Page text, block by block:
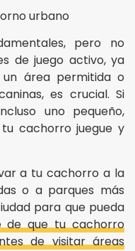
urbano
pero no
de juego activo, ya
área permitida o
es crucial. Si
uno pequeño,
cachorro juegue y
a tu cachorro a la
o a parques más
para que pueda
de que tu cachorro
de visitar áreas